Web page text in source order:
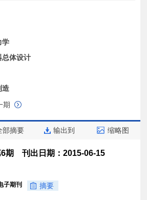
学
总体设计
造
期
部摘要 输出到 缩略图
6期 刊出日期：2015-06-15
子期刊 摘要